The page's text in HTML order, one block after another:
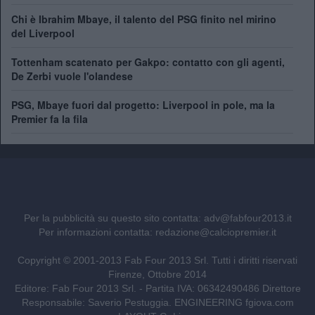
Chi è Ibrahim Mbaye, il talento del PSG finito nel mirino
del Liverpool
Tottenham scatenato per Gakpo: contatto con gli agenti,
De Zerbi vuole l'olandese
PSG, Mbaye fuori dal progetto: Liverpool in pole, ma la
Premier fa la fila
Per la pubblicità su questo sito contatta: adv@fabfour2013.it
Per informazioni contatta: redazione@calciopremier.it
Copyright © 2001-2013 Fab Four 2013 Srl. Tutti i diritti riservati
Firenze, Ottobre 2014
Editore: Fab Four 2013 Srl. - Partita IVA: 06342490486 Direttore
Responsabile: Saverio Pestuggia. ENGINEERING fgiova.com